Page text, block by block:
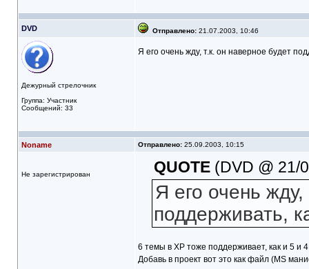
DVD Отправлено:21.07.2003, 10:46
Дежурный стрелочник
Группа: Участник
Сообщений: 33
Я его очень жду, т.к. он наверное будет
Noname Отправлено:25.09.2003, 10:15
Не зарегистрирован QUOTE(DVD @ 21/
Я его очень жду,
поддерживать,
6 темы в XP тоже поддерживает, как и 5 и
Добавь в проект вот это как файл (MS